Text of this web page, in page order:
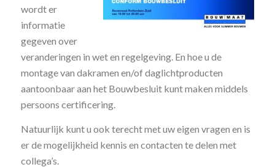
wordt er
informatie
gegeven over
veranderingen in wet en regelgeving. En hoe u de
montage van dakramen en/of daglichtproducten
aantoonbaar aan het Bouwbesluit kunt maken middels
persoons certificering.
Natuurlijk kunt u ook terecht met uw eigen vragen en is
er de mogelijkheid kennis en contacten te delen met
collega’s.